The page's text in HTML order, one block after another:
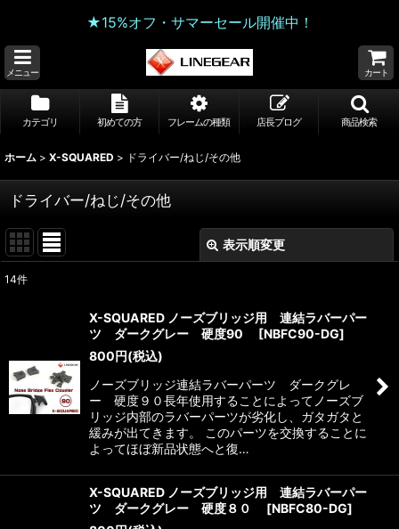
★15%オフ・サマーセール開催中！
メニュー カート
カテゴリ 初めての方 フレームの種類 店長ブログ 商品検索
ホーム > X-SQUARED > ドライバー/ねじ/その他
ドライバー/ねじ/その他
表示順変更
絞り込む
14件
X-SQUARED ノーズブリッジ用 連結ラバーパー
ツ ダークグレー 硬度90
[NBFC90-DG]
800円(税込)
ノーズブリッジ連結ラバーパーツ ダークグレ
ー 硬度９０長年使用することによってノーズブ
リッジ内部のラバーパーツが劣化し、ガタガタと
緩みが出てきます。 このパーツを交換することに
よってほぼ新品状態へと復…
X-SQUARED ノーズブリッジ用 連結ラバーパー
ツ ダークグレー 硬度８０
[NBFC80-DG]